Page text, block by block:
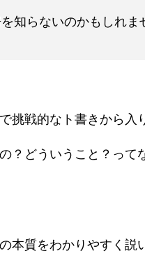
知らないのかもしれま
挑戦的なト書きから入
？どういうこと？って
本質をわかりやすく説